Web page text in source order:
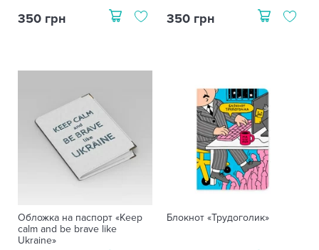
350 грн 350 грн
Обложка на паспорт «Keep
calm and be brave like
Ukraine»
Блокнот «Трудоголик»